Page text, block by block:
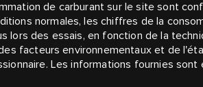
de carburant sur le site sont
normales, les chiffres de la
lors des essais, en fonction de la
facteurs environnementaux et de
Les informations fournies sont